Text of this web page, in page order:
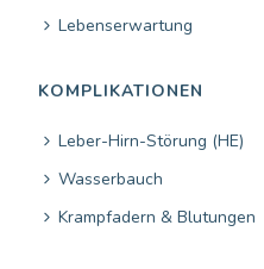
Lebenserwartung
KOMPLIKATIONEN
Leber-Hirn-Störung (HE)
Wasserbauch
Krampfadern & Blutungen